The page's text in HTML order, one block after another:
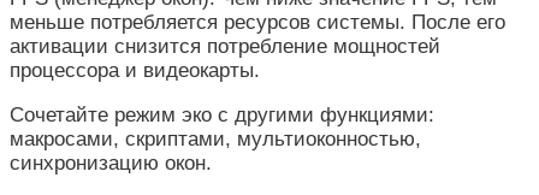
меньше потребляется ресурсов системы. После его
активации снизится потребление мощностей
процессора и видеокарты.
Сочетайте режим эко с другими функциями:
макросами, скриптами, мультиоконностью,
синхронизацию окон.